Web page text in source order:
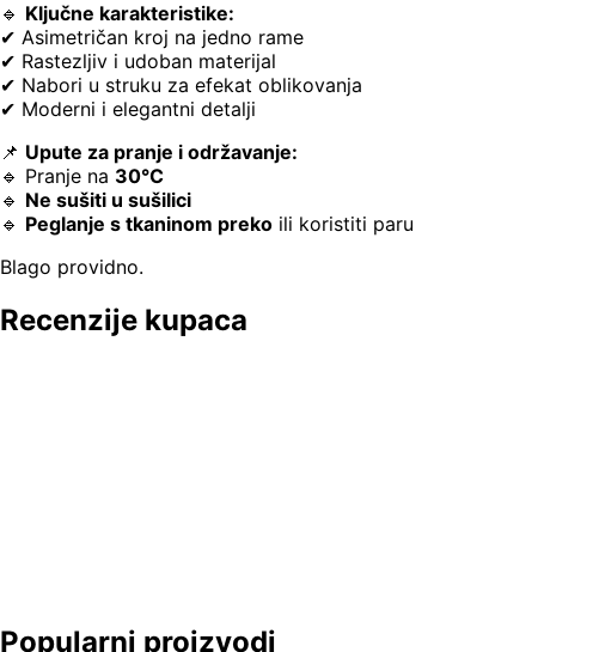
🔹 Ključne karakteristike:
✔ Asimetričan kroj na jedno rame
✔ Rastezljiv i udoban materijal
✔ Nabori u struku za efekat oblikovanja
✔ Moderni i elegantni detalji
📌 Upute za pranje i održavanje:
🔹 Pranje na 30°C
🔹 Ne sušiti u sušilici
🔹 Peglanje s tkaninom preko ili koristiti paru
Blago providno.
Recenzije kupaca
Popularni proizvodi